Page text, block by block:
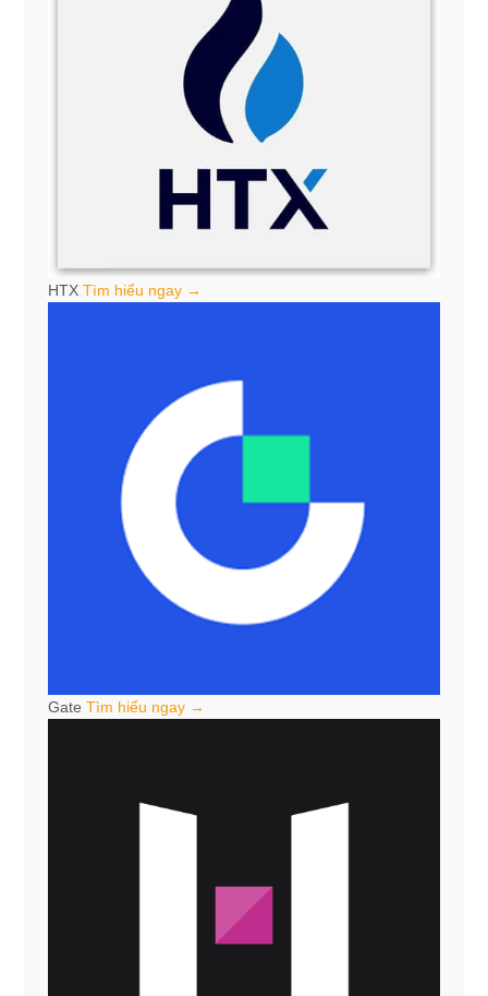
HTX Tìm hiểu ngay →
Gate Tìm hiểu ngay →